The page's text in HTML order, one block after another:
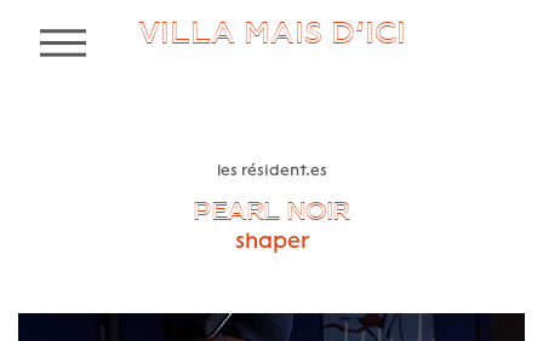
VILLA MAIS D’ICI
MENU
les résident.es
PEARL NOIR
shaper